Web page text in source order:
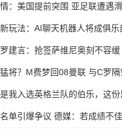
：美国提前突围 亚足联遭遇
玩法：AI聊天机器人将成俱
建言：抢签萨维尼奥刻不容
将？M费梦回08曼联 与C罗隔
我入选英格兰队的伯乐，这
单引爆争议 德媒：若成绩不